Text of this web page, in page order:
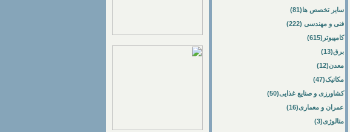
سایر تخصص ها(81)
فنی و مهندسی (222)
کامپیوتر(615)
برق(13)
معدن(12)
مکانیک(47)
کشاورزی و صنایع غذایی(50)
عمران و معماری(16)
متالوژی(3)